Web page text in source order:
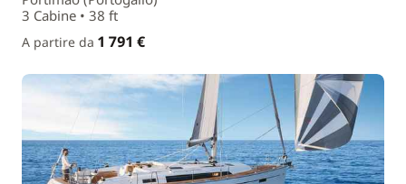
3 Cabine • 38 ft
A partire da 1 791 €